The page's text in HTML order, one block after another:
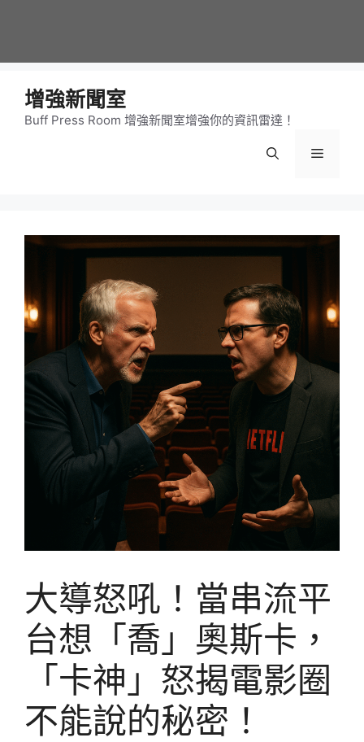
增強新聞室
Buff Press Room 增強新聞室增強你的資訊雷達！
選
大導怒吼！當串流平
台想「喬」奧斯卡，
「卡神」怒揭電影圈
不能說的秘密！